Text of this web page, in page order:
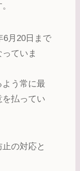
6月20日まで
ていま
う常に最
払ってい
の対応と